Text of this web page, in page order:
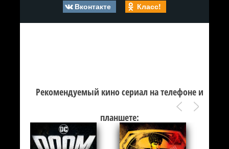
Вконтакте
Класс!
Рекомендуемый кино сериал на телефоне и
планшете: